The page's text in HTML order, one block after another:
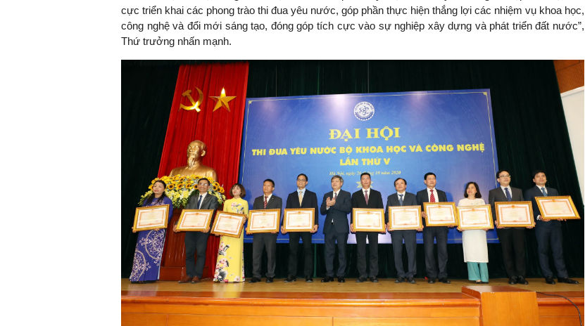
cực triển khai các phong trào thi đua yêu nước, góp phần thực hiện thắng lợi các nhiệm vụ khoa học,
công nghệ và đổi mới sáng tạo, đóng góp tích cực vào sự nghiệp xây dựng và phát triển đất nước”,
Thứ trưởng nhấn mạnh.